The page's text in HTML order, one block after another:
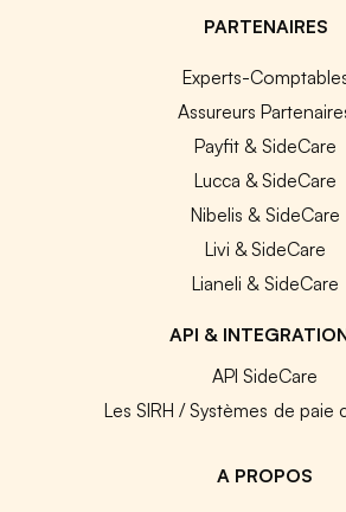
PARTENAIRES
Experts-
Assureurs
Payfit & SideCare
Lucca & SideCare
Nibelis & SideCare
Livi & SideCare
Lianeli & SideCare
API &
API SideCare
Les SIRH / Systèmes de paie
A PROPOS